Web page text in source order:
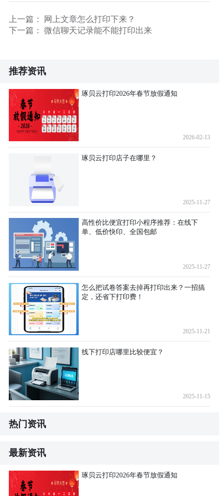
上一篇：
网上文章怎么打印下来？
下一篇： 微信聊天记录能不能打印出来
推荐资讯
琢贝云打印2026年春节放假通知
2026-02-13
琢贝云打印店子在哪里？
2025-11-27
高性价比便宜打印小程序推荐：在线下
单、低价快印、全国包邮
2025-11-27
怎么把试卷答案去掉再打印出来？一招搞
定，还省下打印费！
2025-11-21
线下打印店哪里比较便宜？
2025-11-15
热门资讯
最新资讯
琢贝云打印2026年春节放假通知